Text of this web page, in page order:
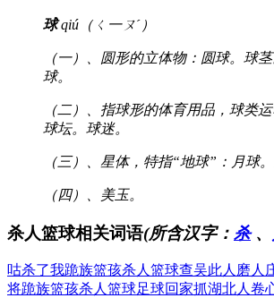
球qiú（ㄑ一ㄡˊ）
（一）、圆形的立体物：圆球。球
球。
（二）、指球形的体育用品，球类
球坛。球迷。
（三）、星体，特指“地球”：月球
（四）、美玉。
杀人篮球相关词语(所含汉字： 杀、
咕杀了我跪族篮孩杀人篮球查吴此人 磨人
将跪族篮孩杀人篮球足球回家抓湖北人 卷